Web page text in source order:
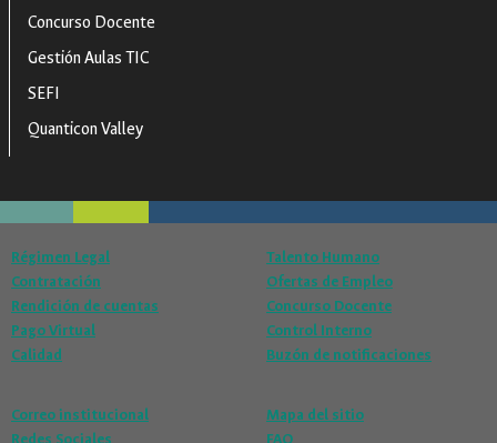
Concurso Docente
Gestión Aulas TIC
SEFI
Quanticon Valley
Régimen Legal
Contratación
Rendición de cuentas
Pago Virtual
Calidad
Talento Humano
Ofertas de Empleo
Concurso Docente
Control Interno
Buzón de notificaciones
Correo institucional
Mapa del sitio